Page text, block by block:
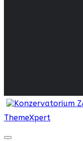
ThemeXpert